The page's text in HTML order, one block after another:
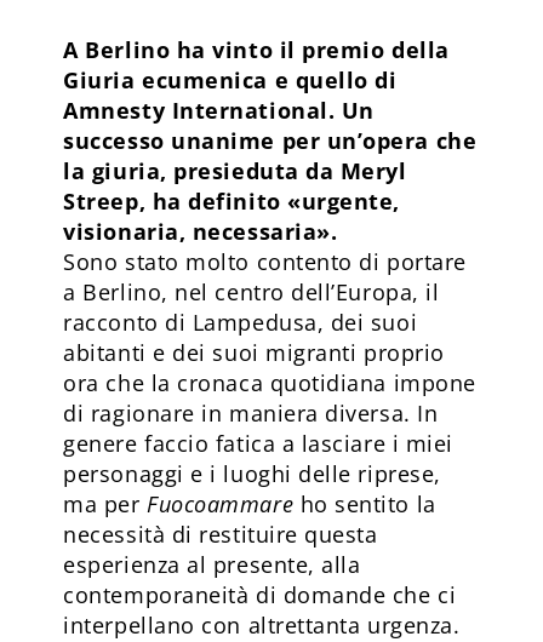
A Berlino ha vinto il premio della
Giuria ecumenica e quello di
Amnesty International. Un
successo unanime per un’opera che
la giuria, presieduta da Meryl
Streep, ha definito «urgente,
visionaria, necessaria».
Sono stato molto contento di portare
a Berlino, nel centro dell’Europa, il
racconto di Lampedusa, dei suoi
abitanti e dei suoi migranti proprio
ora che la cronaca quotidiana impone
di ragionare in maniera diversa. In
genere faccio fatica a lasciare i miei
personaggi e i luoghi delle riprese,
ma perFuocoammare ho sentito la
necessità di restituire questa
esperienza al presente, alla
contemporaneità di domande che ci
interpellano con altrettanta urgenza.